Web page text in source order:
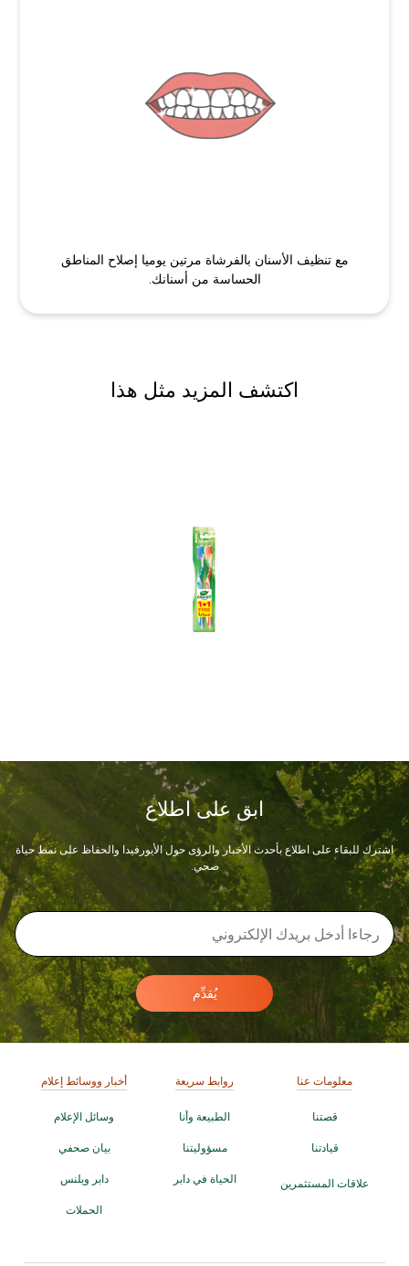
مع تنظيف الأسنان بالفرشاة مرتين يوميا إصلاح المناطق
الحساسة من أسنانك.
اكتشف المزيد مثل هذا
ابق على اطلاع
اشترك للبقاء على اطلاع بأحدث الأخبار والرؤى حول الأيورفيدا والحفاظ على نمط حياة
صحي.
يُقدِّم
معلومات عنا
قصتنا
قيادتنا
علاقات المستثمرين
روابط سريعة
الطبيعة وأنا
مسؤوليتنا
الحياة في دابر
أخبار ووسائط إعلام
وسائل الإعلام
بيان صحفي
دابر ويلنس
الحملات